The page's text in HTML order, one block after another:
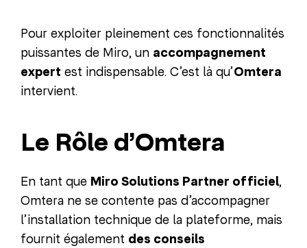
Pour exploiter pleinement ces fonctionnalités
puissantes de Miro, un accompagnement
expert est indispensable. C’est là qu’Omtera
intervient.
Le Rôle d’Omtera
En tant que Miro Solutions Partner officiel,
Omtera ne se contente pas d’accompagner
l’installation technique de la plateforme, mais
fournit également des conseils